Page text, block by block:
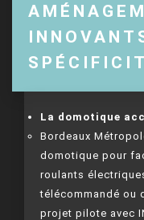
La domotique
Bordeaux
domotique pour
roulants
télécommandé ou
projet pilote avec